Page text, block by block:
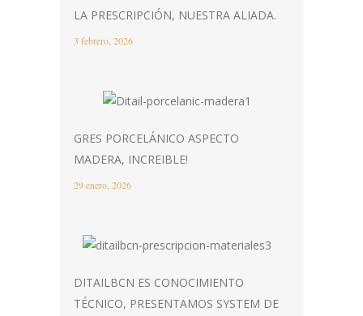
LA PRESCRIPCIÓN, NUESTRA ALIADA.
3 febrero, 2026
GRES PORCELÁNICO ASPECTO
MADERA, INCREIBLE!
29 enero, 2026
DITAILBCN ES CONOCIMIENTO
TÉCNICO, PRESENTAMOS SYSTEM DE